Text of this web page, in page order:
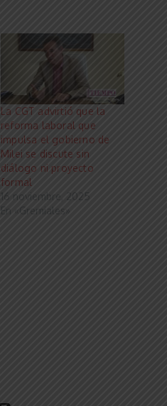
La CGT advirtió que la
reforma laboral que
impulsa el gobierno de
Milei se discute sin
diálogo ni proyecto
formal
16 noviembre, 2025
En «Gremiales»